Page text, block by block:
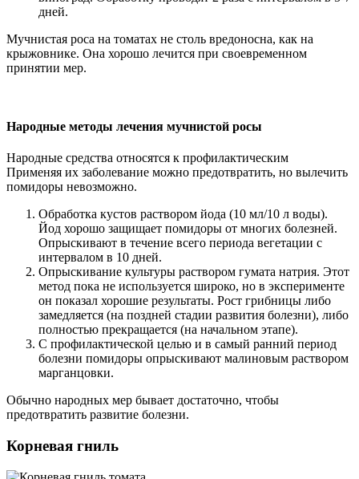
дней.
Мучнистая роса на томатах не столь вредоносна, как на
крыжовнике. Она хорошо лечится при своевременном
принятии мер.
Народные методы лечения мучнистой росы
Народные средства относятся к профилактическим
Применяя их заболевание можно предотвратить, но вылечить
помидоры невозможно.
Обработка кустов раствором йода (10 мл/10 л воды).
Йод хорошо защищает помидоры от многих болезней.
Опрыскивают в течение всего периода вегетации с
интервалом в 10 дней.
Опрыскивание культуры раствором гумата натрия. Этот
метод пока не используется широко, но в эксперименте
он показал хорошие результаты. Рост грибницы либо
замедляется (на поздней стадии развития болезни), либо
полностью прекращается (на начальном этапе).
С профилактической целью и в самый ранний период
болезни помидоры опрыскивают малиновым раствором
марганцовки.
Обычно народных мер бывает достаточно, чтобы
предотвратить развитие болезни.
Корневая гниль